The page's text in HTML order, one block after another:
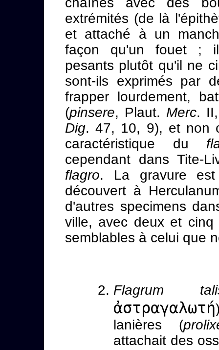
extrémités (de là
et attaché à un
façon qu'un fouet ;
pesants plutôt qu'il ne
sont-ils exprimés par
frapper lourdement,
(pinsere, Plaut. Merc.
Dig. 47, 10, 9), et non
caractéristique du
cependant dans Tite-
flagro. La gravure est
découvert à
d'autres specimens
ville, avec deux et
semblables à celui que
Flagrum
ἀστραγαλωτή
lanières (
attachait des